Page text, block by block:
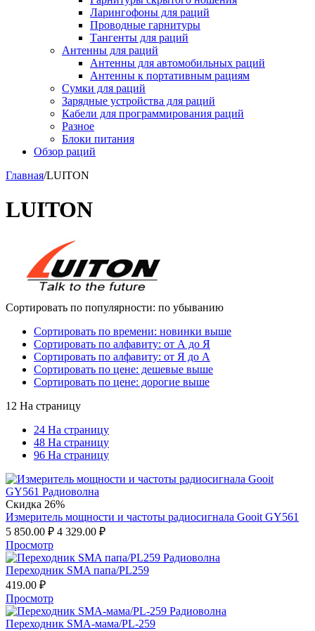
Ларингофоны для раций
Проводные гарнитуры
Тангенты для раций
Антенны для раций
Антенны для автомобильных раций
Антенны к портативным рациям
Сумки для раций
Зарядные устройства для раций
Кабели для программирования раций
Разное
Блоки питания
Обзор раций
Главная/LUITON
LUITON
Сортировать по популярности: по убыванию
Сортировать по времени: новинки выше
Сортировать по алфавиту: от А до Я
Сортировать по алфавиту: от Я до А
Сортировать по цене: дешевые выше
Сортировать по цене: дорогие выше
12 На страницу
24 На страницу
48 На страницу
96 На страницу
Скидка 26%
Измеритель мощности и частоты радиосигнала Gooit GY561
5 850.00 ₽ 4 329.00 ₽
Просмотр
Переходник SMA папа/PL259
419.00 ₽
Просмотр
Переходник SMA-мама/PL-259